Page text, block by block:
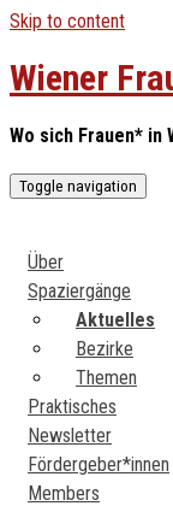
Skip to content
Wiener
Wo sich Frauen* in
Toggle navigation
Über
Spaziergänge
Aktuelles
Bezirke
Themen
Praktisches
Newsletter
Fördergeber*innen
Members